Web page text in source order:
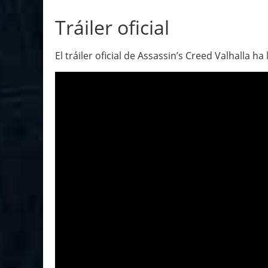
Tráiler oficial
El tráiler oficial de Assassin’s Creed Valhalla ha